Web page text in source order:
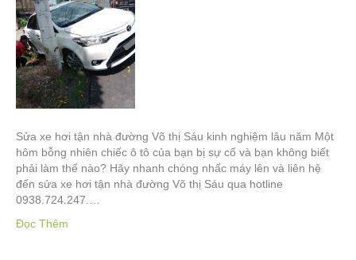
Sửa xe hơi tận nhà đường Võ thị Sáu kinh nghiệm lâu năm Một
hôm bỗng nhiên chiếc ô tô của bạn bị sự cố và bạn không biết
phải làm thế nào? Hãy nhanh chóng nhấc máy lên và liên hệ
đến sửa xe hơi tận nhà đường Võ thị Sáu qua hotline
0938.724.247.…
Đọc Thêm